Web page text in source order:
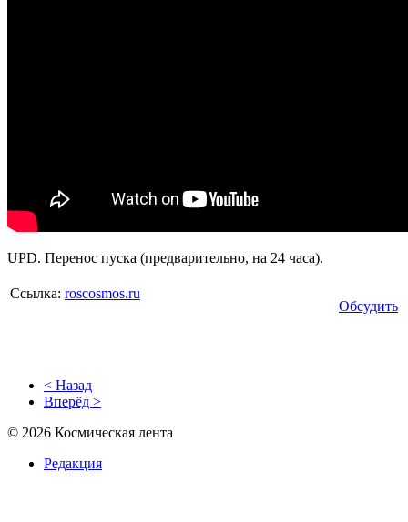
UPD. Перенос пуска (предварительно, на 24 часа).
Ссылка: roscosmos.ru
Обсудить
< Назад
Вперёд >
© 2026 Космическая лента
Редакция